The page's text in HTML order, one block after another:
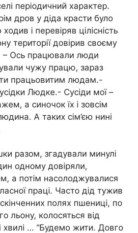
періодичний характер.
дров у діда красти було
і перевіряв цілісність
території довірив своєму
– Ось працювали люди
чужу працю, зараз
працьовитим людам.-
Людке.- Сусіди мої –
а синочок їх і зовсім
А таких сім’єю нині
разом, згадували минулі
одному довіряли,
а потім насолоджувалися
праці. Часто дід тужив
полях пшениці, по
льону, колосяться від
хвилі … “Будемо жити. Довго